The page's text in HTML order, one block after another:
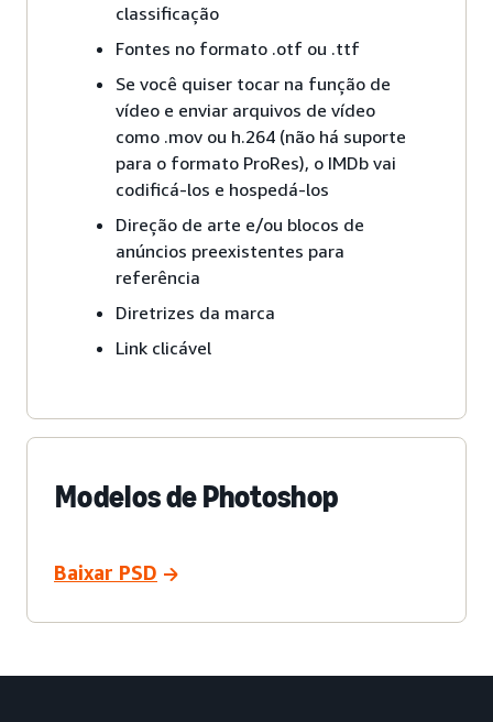
classificação
Fontes no formato .otf ou .ttf
Se você quiser tocar na função de
vídeo e enviar arquivos de vídeo
como .mov ou h.264 (não há suporte
para o formato ProRes), o IMDb vai
codificá-los e hospedá-los
Direção de arte e/ou blocos de
anúncios preexistentes para
referência
Diretrizes da marca
Link clicável
Modelos de Photoshop
Baixar PSD